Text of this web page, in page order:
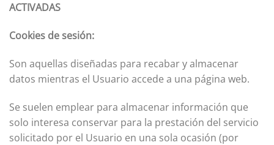
ACTIVADAS
Cookies de sesión:
Son aquellas diseñadas para recabar y almacenar
datos mientras el Usuario accede a una página web.
Se suelen emplear para almacenar información que
solo interesa conservar para la prestación del servicio
solicitado por el Usuario en una sola ocasión (por